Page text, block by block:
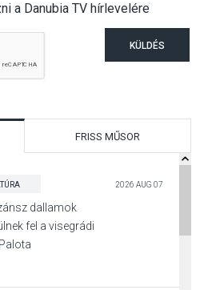
a Danubia TV hírlevelére
KÜLDÉS
FRISS MŰSOR
2026 AUG 07
dallamok
fel a visegrádi